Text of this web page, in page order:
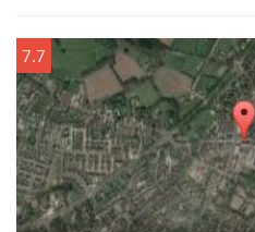
7.7